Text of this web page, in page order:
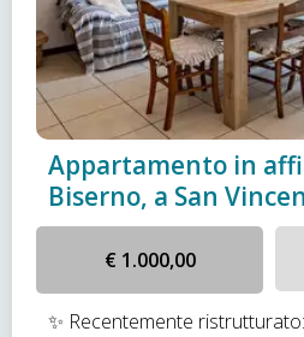
Appartamento in
Biserno, a San
€ 1.000,00
✨ Recentemente